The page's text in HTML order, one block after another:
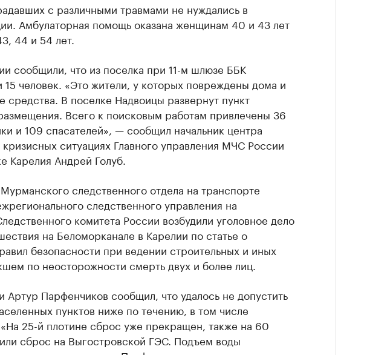
с различными травмами не нуждались в
Амбулаторная помощь оказана женщинам 40 и 43 лет
44 и 54 лет.
сообщили, что из поселка при 11-м шлюзе ББК
15 человек. «Это жители, у которых повреждены дома и
средства. В поселке Надвоицы развернут пункт
Всего к поисковым работам привлечены 36
и 109 спасателей», — сообщил начальник центра
ситуациях Главного управления МЧС России
Карелия Андрей Голуб.
следственного отдела на транспорте
следственного управления на
комитета России возбудили уголовное дело
на Беломорканале в Карелии по статье о
безопасности при ведении строительных и иных
по неосторожности смерть двух и более лиц.
Артур Парфенчиков сообщил, что удалось не допустить
пунктов ниже по течению, в том числе
25-й плотине сброс уже прекращен, также на 60
сброс на Выгостровской ГЭС. Подъем воды